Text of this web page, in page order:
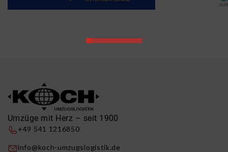
Umzüge mit Herz – seit 1900
+49 541 1216850
info@koch-umzugslogistik.de